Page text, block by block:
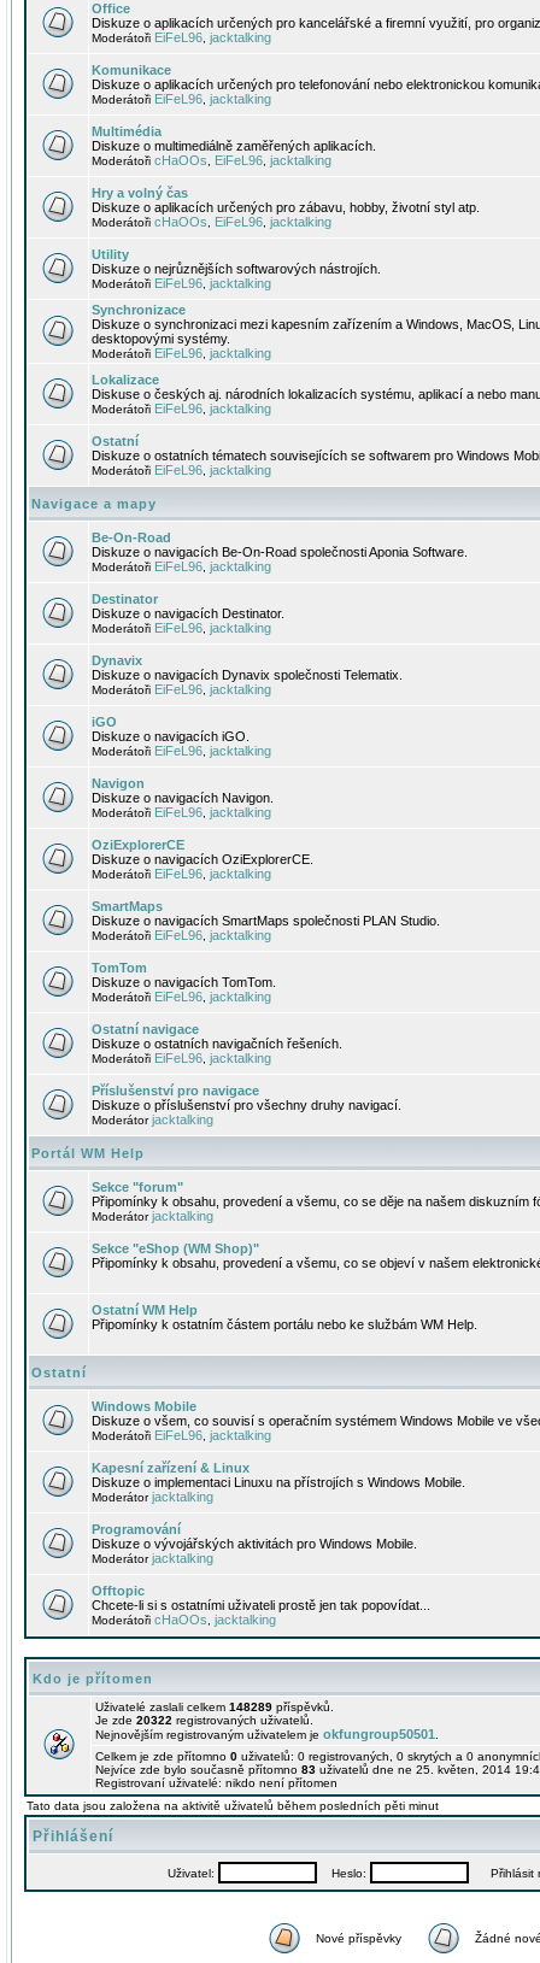
Office
Diskuze o aplikacích určených pro kancelářské a firemní využití, pro
Moderátoři EiFeL96 jacktalking
Komunikace
Diskuze o aplikacích určených pro telefonování nebo elektronickou
Moderátoři EiFeL96 jacktalking
Multimédia
Diskuze o multimediálně zaměřených aplikacích.
Moderátoři cHaOOs EiFeL96 jacktalking
Hry a volný čas
Diskuze o aplikacích určených pro zábavu, hobby, životní styl atp.
Moderátoři cHaOOs EiFeL96 jacktalking
Utility
Diskuze o nejrůznějších softwarových nástrojích.
Moderátoři EiFeL96 jacktalking
Synchronizace
Diskuze o synchronizaci mezi kapesním zařízením a Windows, MacOS,
desktopovými systémy.
Moderátoři EiFeL96 jacktalking
Lokalizace
Diskuse o českých aj. národních lokalizacích systému, aplikací a nebo
Moderátoři EiFeL96 jacktalking
Ostatní
Diskuze o ostatních tématech souvisejících se softwarem pro Windows
Moderátoři EiFeL96 jacktalking
Navigace a mapy
Be-On-Road
Diskuze o navigacích Be-On-Road společnosti Aponia Software.
Moderátoři EiFeL96 jacktalking
Destinator
Diskuze o navigacích Destinator.
Moderátoři EiFeL96 jacktalking
Dynavix
Diskuze o navigacích Dynavix společnosti Telematix.
Moderátoři EiFeL96 jacktalking
iGO
Diskuze o navigacích iGO.
Moderátoři EiFeL96 jacktalking
Navigon
Diskuze o navigacích Navigon.
Moderátoři EiFeL96 jacktalking
OziExplorerCE
Diskuze o navigacích OziExplorerCE.
Moderátoři EiFeL96 jacktalking
SmartMaps
Diskuze o navigacích SmartMaps společnosti PLAN Studio.
Moderátoři EiFeL96 jacktalking
TomTom
Diskuze o navigacích TomTom.
Moderátoři EiFeL96 jacktalking
Ostatní navigace
Diskuze o ostatních navigačních řešeních.
Moderátoři EiFeL96 jacktalking
Příslušenství pro navigace
Diskuze o příslušenství pro všechny druhy navigací.
Moderátorjacktalking
Portál WM Help
Sekce "forum"
Připomínky k obsahu, provedení a všemu, co se děje na našem diskuzním
Moderátorjacktalking
Sekce "eShop (WM Shop)"
Připomínky k obsahu, provedení a všemu, co se objeví v našem
Ostatní WM Help
Připomínky k ostatním částem portálu nebo ke službám WM Help.
Ostatní
Windows Mobile
Diskuze o všem, co souvisí s operačním systémem Windows Mobile ve
Moderátoři EiFeL96 jacktalking
Kapesní zařízení & Linux
Diskuze o implementaci Linuxu na přístrojích s Windows Mobile.
Moderátorjacktalking
Programování
Diskuze o vývojářských aktivitách pro Windows Mobile.
Moderátorjacktalking
Offtopic
Chcete-li si s ostatními uživateli prostě jen tak popovídat...
Moderátoři cHaOOs jacktalking
Kdo je přítomen
Uživatelé zaslali celkem 148289 příspěvků.
Je zde 20322 registrovaných uživatelů.
Nejnovějším registrovaným uživatelem je okfungroup50501
Celkem je zde přítomno 0 uživatelů: 0 registrovaných, 0 skrytých a 0
Nejvíce zde bylo současně přítomno 83 uživatelů dne ne 25. květen, 2014
Registrovaní uživatelé: nikdo není přítomen
Tato data jsou založena na aktivitě uživatelů během posledních pěti minut
Přihlášení
Uživatel: Heslo: Přihlásit
Nové příspěvky Žádné